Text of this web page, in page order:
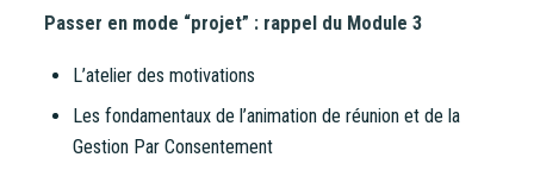
Passer en mode “projet” : rappel du Module 3
L’atelier des motivations
Les fondamentaux de l’animation de réunion et de la
Gestion Par Consentement
votre espace personnel d’actionnaire.
La souscription à Énergie Partagée comporte un risque de
appréhender ces risques et le modèle d’investissement
d’Énergie Partagée, nous vous invitons à consulter le